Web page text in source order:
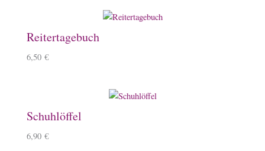
Reitertagebuch
6,50 €
Schuhlöffel
6,90 €